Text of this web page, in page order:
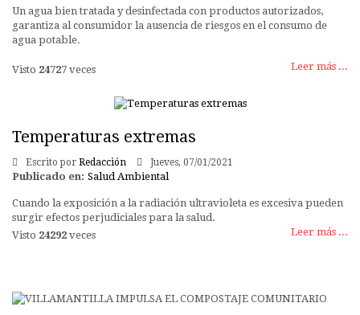
Un agua bien tratada y desinfectada con productos autorizados,
garantiza al consumidor la ausencia de riesgos en el consumo de
agua potable.
Leer más ...
Visto 24727 veces
Temperaturas extremas
Escrito por Redacción Jueves, 07/01/2021
Publicado en: Salud Ambiental
Cuando la exposición a la radiación ultravioleta es excesiva pueden
surgir efectos perjudiciales para la salud.
Leer más ...
Visto 24292 veces